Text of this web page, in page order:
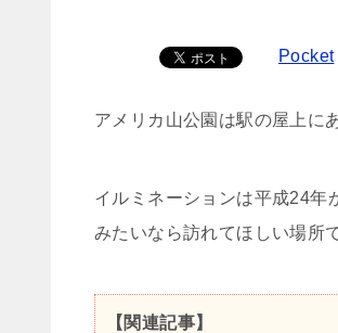
Pocket
アメリカ山公園は駅の屋上に
イルミネーションは平成24年
みたいなら訪れてほしい場所
【関連記事】